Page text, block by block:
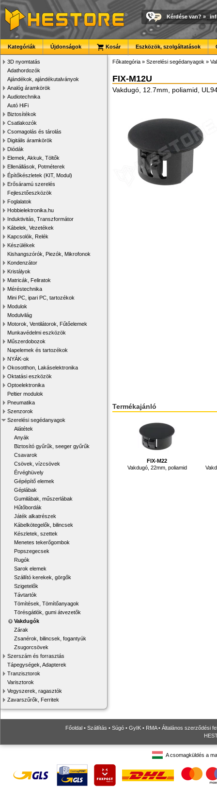
Kérdése van? »
Kategóriák Újdonságok Kosár Eszközök, szolgáltatások
3D nyomtatás
Adathordozók
Ajándékok, ajándékutalványok
Analóg áramkörök
Audiotechnika
Autó HiFi
Biztosítékok
Csatlakozók
Csomagolás és tárolás
Digitális áramkörök
Diódák
Elemek, Akkuk, Töltők
Ellenállások, Potméterek
Építőkészletek (KIT, Modul)
Erősáramú szerelés
Fejlesztőeszközök
Foglalatok
Hobbielektronika.hu
Induktivitás, Transzformátor
Kábelek, Vezetékek
Kapcsolók, Relék
Készülékek
Kishangszórók, Piezók, Mikrofonok
Kondenzátor
Kristályok
Matricák, Feliratok
Méréstechnika
Mini PC, ipari PC, tartozékok
Modulok
Modulvilág
Motorok, Ventilátorok, Fűtőelemek
Munkavédelmi eszközök
Műszerdobozok
Napelemek és tartozékok
NYÁK-ok
Okosotthon, Lakáselektronika
Oktatási eszközök
Optoelektronika
Peltier modulok
Pneumatika
Szenzorok
Szerelési segédanyagok
Alátétek
Anyák
Biztosító gyűrűk, seeger gyűrűk
Csavarok
Csövek, vízcsövek
Érvéghüvely
Gépépítő elemek
Géplábak
Gumilábak, műszerlábak
Hűtőbordák
Játék alkatrészek
Kábelkötegelők, bilincsek
Készletek, szettek
Menetes tekerőgombok
Popszegecsek
Rugók
Sarok elemek
Szállító kerekek, görgők
Szigetelők
Távtartók
Tömítések, Tömítőanyagok
Törésgátlók, gumi átvezetők
Vakdugók
Zárak
Zsanérok, bilincsek, fogantyúk
Zsugorcsövek
Szerszám és forrasztás
Tápegységek, Adapterek
Tranzisztorok
Varisztorok
Vegyszerek, ragasztók
Zavarszűrők, Ferritek
Főkategória » Szerelési segédanyagok »
FIX-M12U
Vakdugó, 12.7mm, poliamid,
Termékajánló
FIX-M22
Vakdugó, 22mm, poliamid
Főoldal • Szállítás • Súgó • GyIK • RMA• Általános szerződési
A csomagküldés a